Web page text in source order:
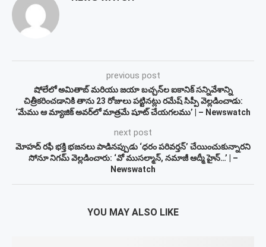
previous post
షోలేలో అమితాబ్ మరియు జయా బచ్చన్‌ల ఐకానిక్ సన్నివేశాన్ని
చిత్రీకరించడానికి తాను 23 రోజులు పట్టినట్లు రమేష్ సిప్పీ వెల్లడించాడు:
‘మేము ఆ మ్యాజిక్ అవర్‌లో మాత్రమే షూట్ చేయగలము’ | – Newswatch
next post
మోహద్ రఫీ భక్తి భజనలు పాడినప్పుడు ‘ధరం పరివర్తన్’ చేయించుకున్నారని
సోనూ నిగమ్ వెల్లడించారు: ‘వో ముసల్మాన్, నమాజీ ఆద్మీ హైన్…’ | –
Newswatch
YOU MAY ALSO LIKE